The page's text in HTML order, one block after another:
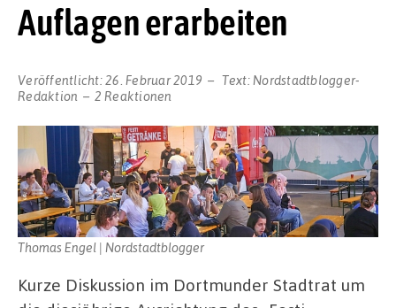
Auflagen erarbeiten
Veröffentlicht:26. Februar 2019 Text: Nordstadtblogger-
Redaktion
2 Reaktionen
Thomas Engel | Nordstadtblogger
Kurze Diskussion im Dortmunder Stadtrat um